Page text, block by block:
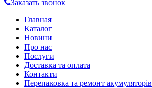
Заказать звонок
Главная
Каталог
Новини
Про нас
Послуги
Доставка та оплата
Контакти
Перепаковка та ремонт акумуляторів